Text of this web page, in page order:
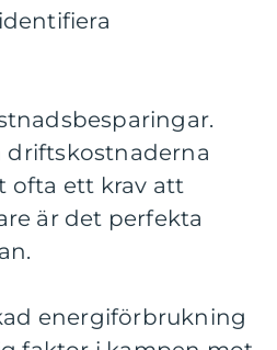
driftskostnaderna
ofta ett krav att
är det perfekta
energiförbrukning